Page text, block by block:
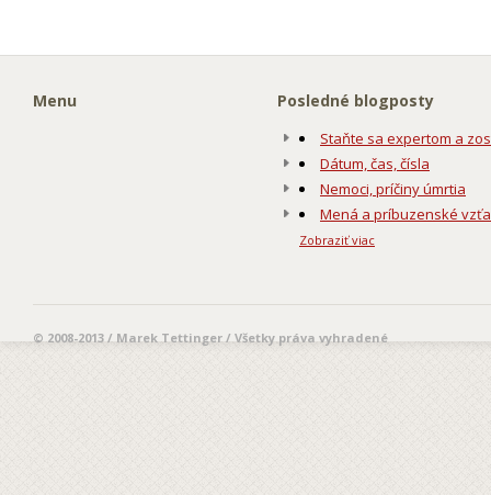
Menu Posledné blogposty
Staňte sa expertom a
Dátum, čas, čísla
Nemoci, príčiny úmrtia
Mená a príbuzenské
Zobraziť viac
© 2008-2013 / Marek Tettinger / Všetky práva vyhradené